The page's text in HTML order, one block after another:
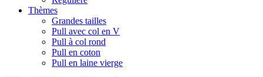
Thèmes
Grandes tailles
Pull avec col en V
Pull à col rond
Pull en coton
Pull en laine vierge